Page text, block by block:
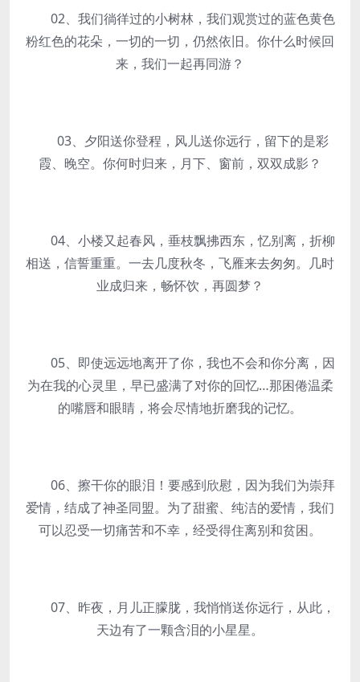
02、我们徜徉过的小树林，我们观赏过的蓝色黄色
粉红色的花朵，一切的一切，仍然依旧。你什么时候回
来，我们一起再同游？
03、夕阳送你登程，风儿送你远行，留下的是彩
霞、晚空。你何时归来，月下、窗前，双双成影？
04、小楼又起春风，垂枝飘拂西东，忆别离，折柳
相送，信誓重重。一去几度秋冬，飞雁来去匆匆。几时
业成归来，畅怀饮，再圆梦？
05、即使远远地离开了你，我也不会和你分离，因
为在我的心灵里，早已盛满了对你的回忆…那困倦温柔
的嘴唇和眼睛，将会尽情地折磨我的记忆。
06、擦干你的眼泪！要感到欣慰，因为我们为崇拜
爱情，结成了神圣同盟。为了甜蜜、纯洁的爱情，我们
可以忍受一切痛苦和不幸，经受得住离别和贫困。
07、昨夜，月儿正朦胧，我悄悄送你远行，从此，
天边有了一颗含泪的小星星。